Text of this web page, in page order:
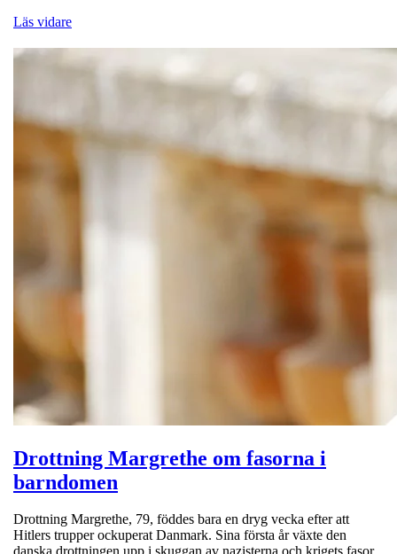
Läs vidare
Drottning Margrethe om fasorna i
barndomen
Drottning Margrethe, 79, föddes bara en dryg vecka efter att
Hitlers trupper ockuperat Danmark. Sina första år växte den